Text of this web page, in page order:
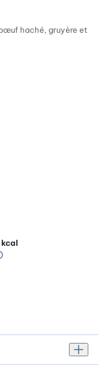
haché, gruyère et
kcal
compatibilitésur